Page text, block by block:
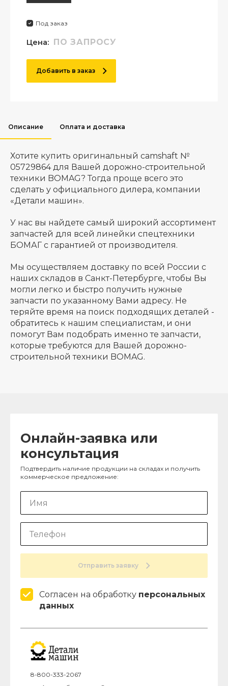
Под заказ
Цена: ПО ЗАПРОСУ
Добавить в заказ
Описание Оплата и доставка
Хотите купить оригинальный camshaft №
05729864 для Вашей дорожно-строительной
техники BOMAG? Тогда проще всего это
сделать у официального дилера, компании
«Детали машин».
У нас вы найдете самый широкий ассортимент
запчастей для всей линейки спецтехники
БОМАГ с гарантией от производителя.
Мы осуществляем доставку по всей России с
наших складов в Санкт-Петербурге, чтобы Вы
могли легко и быстро получить нужные
запчасти по указанному Вами адресу. Не
теряйте время на поиск подходящих деталей -
обратитесь к нашим специалистам, и они
помогут Вам подобрать именно те запчасти,
которые требуются для Вашей дорожно-
строительной техники BOMAG.
Онлайн-заявка или
консультация
Подтвердить наличие продукции на складах и получить
коммерческое предложение:
Отправить заявку
Согласен на обработку персональных
данных
8-800-333-2067